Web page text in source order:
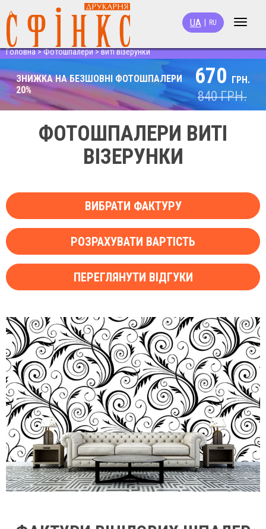
Toggle
UA RU
Головна>Фотошпалери>виті візерунки
ЗНИЖКА НА БЕЗШОВНІ ФОТОШПАЛЕРИ
20%
670 ГРН.
840ГРН.
ФОТОШПАЛЕРИ ВИТІ
ВІЗЕРУНКИ
ВИБРАТИ ФАКТУРУ
РОЗРАХУВАТИ ВАРТІСТЬ
ПЕРЕГЛЯНУТИ ВІДГУКИ